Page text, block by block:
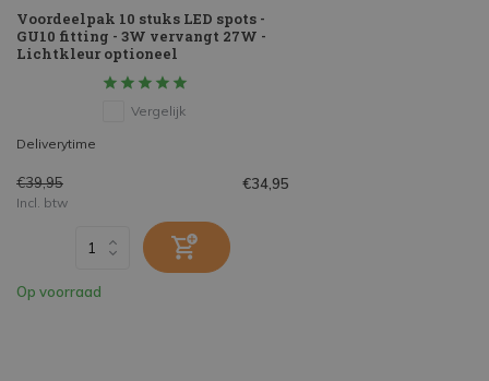
Voordeelpak 10 stuks LED spots -
GU10 fitting - 3W vervangt 27W -
Lichtkleur optioneel
Vergelijk
Deliverytime
€39,95 €34,95
Incl. btw
Op voorraad